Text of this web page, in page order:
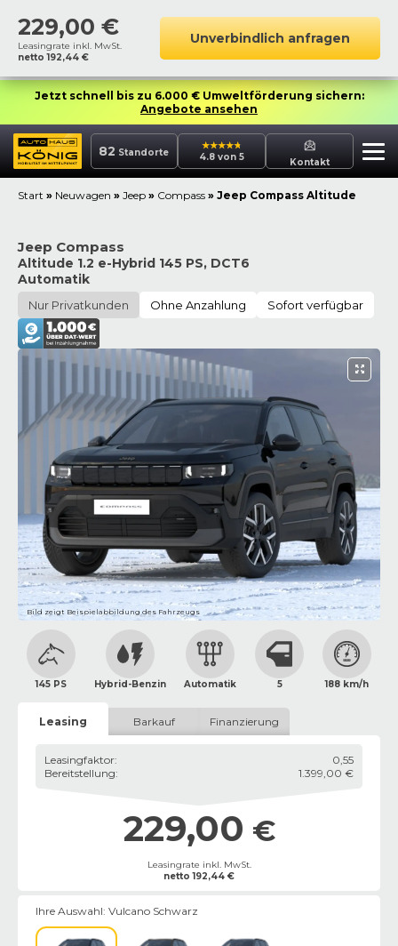
229,00 €
Leasingrate inkl. MwSt.
netto192,44 €
Unverbindlich anfragen
Jetzt schnell bis zu 6.000 € Umweltförderung sichern:
Angebote ansehen
82 Standorte 4.8 von 5 Kontakt
Start » Neuwagen » Jeep » Compass » Jeep Compass Altitude
Jeep Compass
Altitude 1.2 e-Hybrid 145 PS, DCT6
Automatik
Nur Privatkunden Ohne Anzahlung Sofort verfügbar
Bild zeigt Beispielabbildung des Fahrzeugs
145 PS Hybrid-Benzin Automatik 5 188 km/h
Leasing Barkauf Finanzierung
Leasingfaktor:
0,55
Bereitstellung: 1.399,00 €
229,00 €
Leasingrate inkl. MwSt.
netto192,44 €
Ihre Auswahl: Vulcano Schwarz